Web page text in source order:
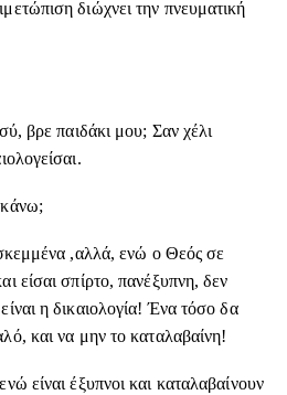
διώχνει την πνευματική
βρε παιδάκι μου; Σαν χέλι
,αλλά, ενώ ο Θεός σε
είσαι σπίρτο, πανέξυπνη, δεν
η δικαιολογία! Ένα τόσο δα
και να μην το καταλαβαίνη!
είναι έξυπνοι και καταλαβαίνουν